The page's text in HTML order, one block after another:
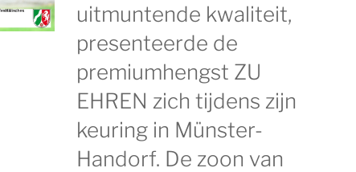
uitmuntende kwaliteit,
presenteerde de
premiumhengst ZU
EHREN zich tijdens zijn
keuring in Münster-
Handorf. De zoon van